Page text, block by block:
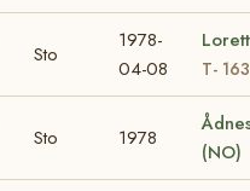
Sto
1978-
04-08
T-
Sto 1978
(NO)